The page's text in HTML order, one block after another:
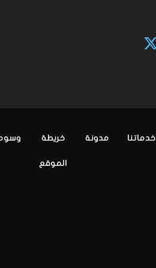
خدماتنا مدونة خريطة
الموقع